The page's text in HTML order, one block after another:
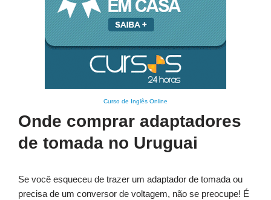
Curso de Inglês Online
Onde comprar adaptadores
de tomada no Uruguai
Se você esqueceu de trazer um adaptador de tomada ou
precisa de um conversor de voltagem, não se preocupe! É